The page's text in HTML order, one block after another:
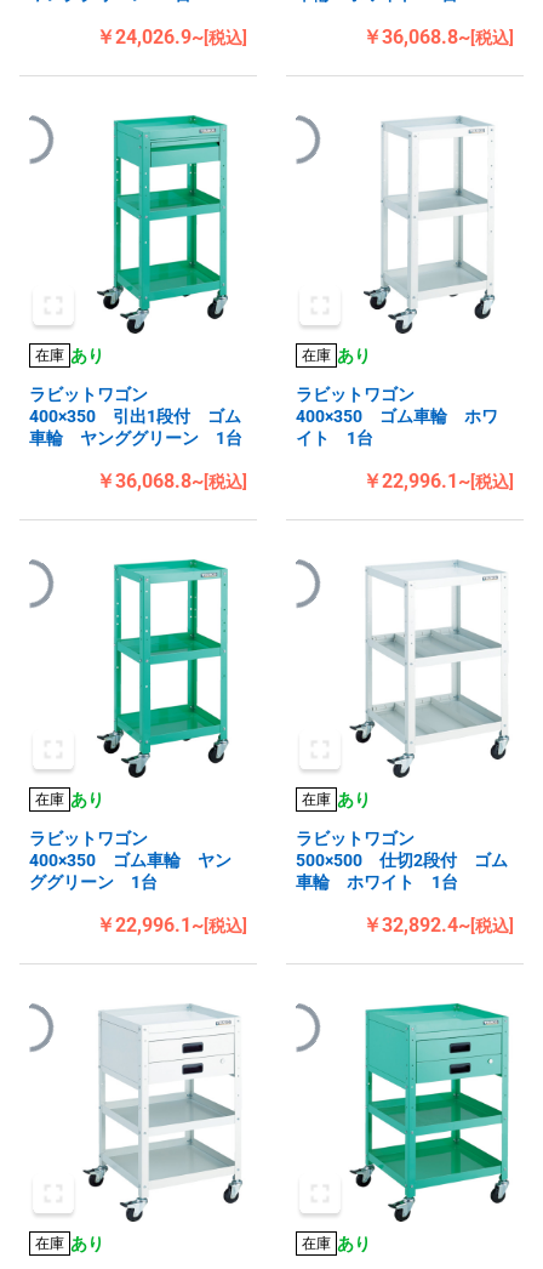
￥24,026.9~[税込] ￥36,068.8~[税込]
在庫 あり
ラビットワゴン
400×350 引出1段付 ゴム
車輪 ヤンググリーン 1台
￥36,068.8~[税込]
在庫 あり
ラビットワゴン
400×350 ゴム車輪 ホワ
イト 1台
￥22,996.1~[税込]
在庫 あり
ラビットワゴン
400×350 ゴム車輪 ヤン
ググリーン 1台
￥22,996.1~[税込]
在庫 あり
ラビットワゴン
500×500 仕切2段付 ゴム
車輪 ホワイト 1台
￥32,892.4~[税込]
在庫 あり
在庫 あり